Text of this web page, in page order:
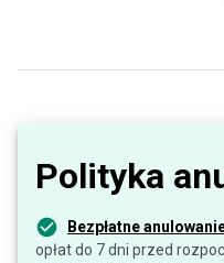
Polityka
Bezpłatne
opłat do 7 dni przed